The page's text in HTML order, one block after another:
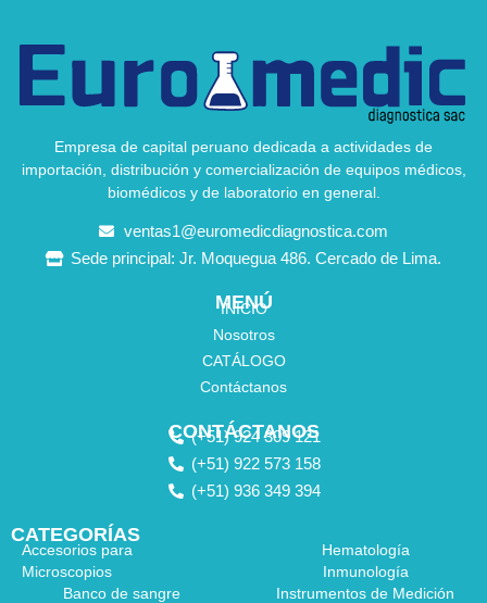
Empresa de capital peruano dedicada a actividades de
importación, distribución y comercialización de equipos médicos,
biomédicos y de laboratorio en general.
ventas1@euromedicdiagnostica.com
Sede principal: Jr. Moquegua 486. Cercado de Lima.
MENÚ
INICIO
Nosotros
CATÁLOGO
Contáctanos
CONTÁCTANOS
(+51) 924 309 121
(+51) 922 573 158
(+51) 936 349 394
CATEGORÍAS
Accesorios para
Microscopios
Banco de sangre
Hematología
Inmunología
Instrumentos de Medición